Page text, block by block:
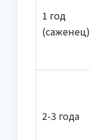
1 год
(саженец)
2-3 года